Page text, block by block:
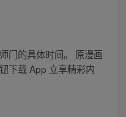
门的具体时间。 原漫画
下载 App 立享精彩内